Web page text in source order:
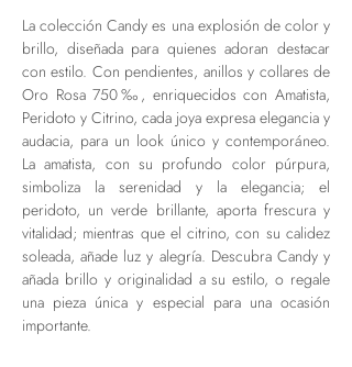
La colección Candy es una explosión de color y
brillo, diseñada para quienes adoran destacar
con estilo. Con pendientes, anillos y collares de
Oro Rosa 750‰, enriquecidos con Amatista,
Peridoto y Citrino, cada joya expresa elegancia y
audacia, para un look único y contemporáneo.
La amatista, con su profundo color púrpura,
simboliza la serenidad y la elegancia; el
peridoto, un verde brillante, aporta frescura y
vitalidad; mientras que el citrino, con su calidez
soleada, añade luz y alegría. Descubra Candy y
añada brillo y originalidad a su estilo, o regale
una pieza única y especial para una ocasión
importante.